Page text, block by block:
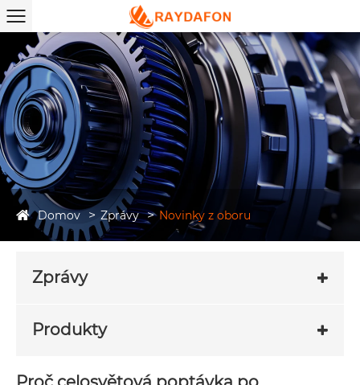
Domov Zprávy Novinky z oboru
Zprávy
Produkty